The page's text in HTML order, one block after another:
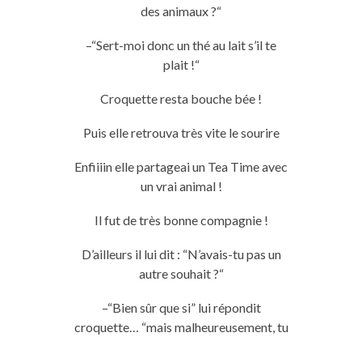
des animaux ?“
–“Sert-moi donc un thé au laits’il te
plait!“
Croquette resta bouche bée !
Puis elle retrouva très vite le sourire
Enfiiiinellepartageai un Tea Time avec
un vrai animal !
Il fut de très bonne compagnie !
D’ailleurs il lui dit : “N’avais-tu pas un
autre souhait ?“
–“Bien sûr que si” lui répondit
croquette… “mais malheureusement, tu